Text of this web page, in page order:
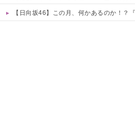
【日向坂46】この月、何かあるのか！？『お願